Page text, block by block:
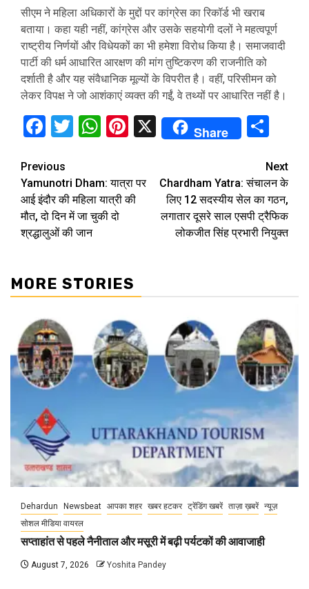
सीएम ने महिला अधिकारों के मुद्दों पर कांग्रेस का रिकॉर्ड भी खराब
बताया। कहा यही नहीं, कांग्रेस और उसके सहयोगी दलों ने महत्वपूर्ण
राष्ट्रीय निर्णयों और विधेयकों का भी हमेशा विरोध किया है। समाजवादी
पार्टी की धर्म आधारित आरक्षण की मांग तुष्टिकरण की राजनीति को
दर्शाती है और यह संवैधानिक मूल्यों के विपरीत है। वहीं, परिसीमन को
लेकर विपक्ष ने जो आशंकाएं व्यक्त की गईं, वे तथ्यों पर आधारित नहीं है।
Facebook
Twitter
WhatsApp
Pinterest
X Share
Continue
Reading
Previous
Yamunotri Dham: यात्रा पर
आई इंदौर की महिला यात्री की
मौत, दो दिन में जा चुकी दो
श्रद्धालुओं की जान
Next
Chardham Yatra: संचालन के
लिए 12 सदस्यीय सेल का गठन,
लगातार दूसरे साल एसपी ट्रैफिक
लोकजीत सिंह प्रभारी नियुक्त
MORE STORIES
Dehardun Newsbeat आपका शहर खबर हटकर ट्रेंडिंग खबरें ताज़ा ख़बरें न्यूज़
सोशल मीडिया वायरल
सप्ताहांत से पहले नैनीताल और मसूरी में बढ़ी पर्यटकों की आवाजाही
August 7, 2026 Yoshita Pandey